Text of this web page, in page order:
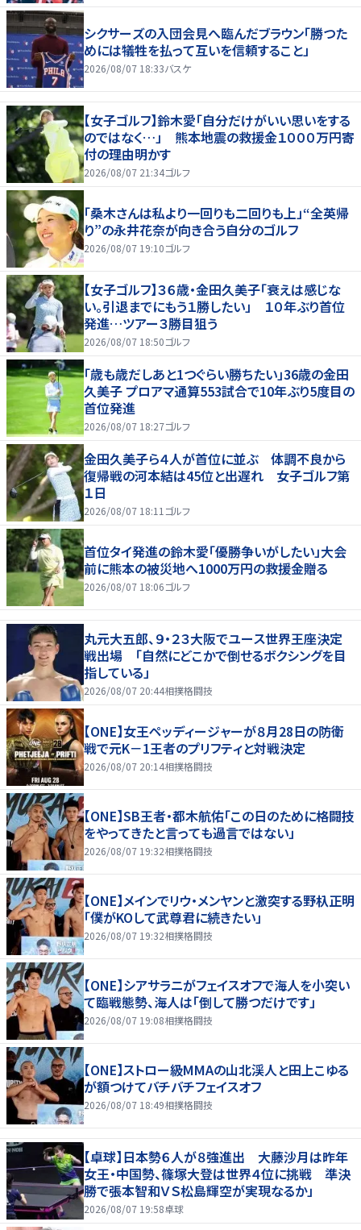
シクサーズの入団会見へ臨んだブラウン「勝つた
めには犠牲を払って互いを信頼すること」
2026/08/07 18:33バスケ
【女子ゴルフ】鈴木愛「自分だけがいい思いをする
のではなく…」 熊本地震の救援金１０００万円寄
付の理由明かす
2026/08/07 21:34ゴルフ
「桑木さんは私より一回りも二回りも上」“全英帰
り”の永井花奈が向き合う自分のゴルフ
2026/08/07 19:10ゴルフ
【女子ゴルフ】３６歳・金田久美子「衰えは感じな
い。引退までにもう１勝したい」 １０年ぶり首位
発進…ツアー３勝目狙う
2026/08/07 18:50ゴルフ
「歳も歳だしあと1つぐらい勝ちたい」36歳の金田
久美子 プロアマ通算553試合で10年ぶり5度目の
首位発進
2026/08/07 18:27ゴルフ
金田久美子ら４人が首位に並ぶ 体調不良から
復帰戦の河本結は45位と出遅れ 女子ゴルフ第
１日
2026/08/07 18:11 ゴルフ
首位タイ発進の鈴木愛「優勝争いがしたい」大会
前に熊本の被災地へ1000万円の救援金贈る
2026/08/07 18:06ゴルフ
丸元大五郎、９・２３大阪でユース世界王座決定
戦出場 「自然にどこかで倒せるボクシングを目
指している」
2026/08/07 20:44相撲格闘技
【ONE】女王ペッディージャーが８月28日の防衛
戦で元K－1王者のプリフティと対戦決定
2026/08/07 20:14相撲格闘技
【ONE】SB王者・都木航佑「この日のために格闘技
をやってきたと言っても過言ではない」
2026/08/07 19:32相撲格闘技
【ONE】メインでリウ・メンヤンと激突する野杁正明
「僕がKOして武尊君に続きたい」
2026/08/07 19:32相撲格闘技
【ONE】シアサラニがフェイスオフで海人を小突い
て臨戦態勢、海人は「倒して勝つだけです」
2026/08/07 19:08相撲格闘技
【ONE】ストロー級MMAの山北渓人と田上こゆる
が額つけてバチバチフェイスオフ
2026/08/07 18:49相撲格闘技
【卓球】日本勢６人が８強進出 大藤沙月は昨年
女王・中国勢、篠塚大登は世界４位に挑戦 準決
勝で張本智和ＶＳ松島輝空が実現なるか」
2026/08/07 19:58卓球